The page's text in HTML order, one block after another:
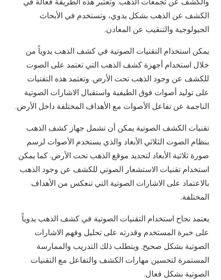
الكشف عن الذهب بشكل يدوي، وتستخدم في الأبحاث
الجيولوجية والتنقيب عن المعادن.
يمكن استخدام التقنيات الصوتية في كشف الذهب يدوياً من
خلال استخدام أجهزة كشف الذهب التي تعتمد على الصوت
للكشف عن وجود الذهب تحت الأرض. وتعتمد هذه التقنيات
على توليد أصوات فوق الطيفية واستقبال الاشارات الصوتية
الناجمة عن تفاعل الأصوات مع الأهداف المختلفة داخل الأرض.
تقنيات الكشف الصوتية يمكن أن تشمل جهاز كشف الذهب
بنظام الصوت الثلاثي الأبعاد والذي يستخدم الأصوات لرسم
صورة ثلاثية الأبعاد لتحديد موقع الذهب تحت الأرض. كما يمكن
استخدام تقنيات الاستشعار الصوتي للكشف عن وجود الذهب
بالاعتماد على الاشارات الصوتية التي تنعكس من الأهداف
المختلفة.
يعتمد نجاح استخدام التقنيات الصوتية في كشف الذهب يدوياً
على خبرة المستخدم وقدرته على تحليل وفهم الاشارات
الصوتية بشكل صحيح. ويتطلب ذلك التدريب والممارسة
المستمرة لتحسين مهارات الكشف والتفاعل مع التقنيات
الصوتية بشكل فعال.